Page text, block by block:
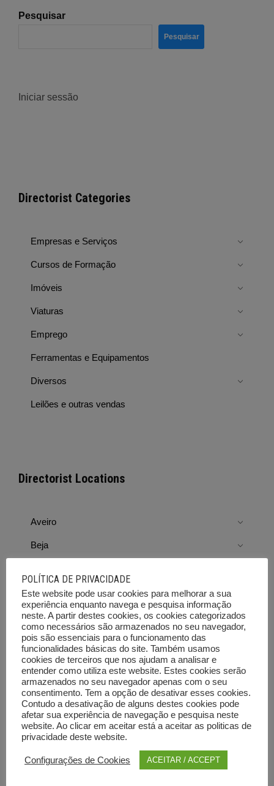
Pesquisar
Pesquisar
Iniciar sessão
Directorist Categories
Empresas e Serviços
Cursos de Formação
Imóveis
Viaturas
Emprego
Ferramentas e Equipamentos
Diversos
Leilões e outras vendas
Directorist Locations
Aveiro
Beja
Bragança
Castelo Branco
Coimbra
Évora
Faro
Guarda
Leiria
Lisboa
POLÍTICA DE PRIVACIDADE
Este website pode usar cookies para melhorar a sua
experiência enquanto navega e pesquisa informação
neste. A partir destes cookies, os cookies categorizados
como necessários são armazenados no seu navegador,
pois são essenciais para o funcionamento das
funcionalidades básicas do site. Também usamos
cookies de terceiros que nos ajudam a analisar e
entender como utiliza este website. Estes cookies serão
armazenados no seu navegador apenas com o seu
consentimento. Tem a opção de desativar esses cookies.
Contudo a desativação de alguns destes cookies pode
afetar sua experiência de navegação e pesquisa neste
website. Ao clicar em aceitar está a aceitar as politicas de
privacidade deste website.
Configurações de Cookies ACEITAR / ACCEPT